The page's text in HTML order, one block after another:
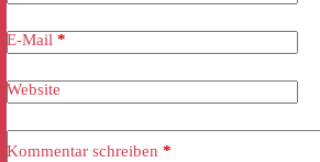
E-Mail *
Website
Kommentar schreiben *